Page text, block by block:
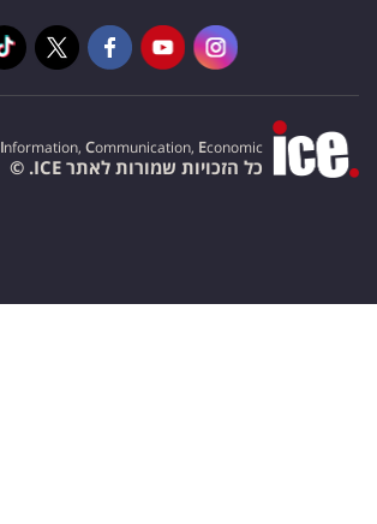
Information, Communication, Economic
כל הזכויות שמורות לאתר ICE. ©